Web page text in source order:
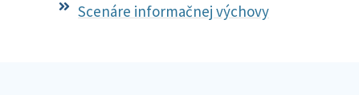
Scenáre informačnej výchovy